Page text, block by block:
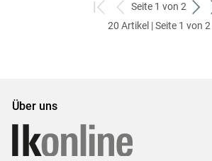
zum
ersten
zurück
zum
Seite 1 von 2
zum
20 Artikel | Seite 1 von 2
Über uns